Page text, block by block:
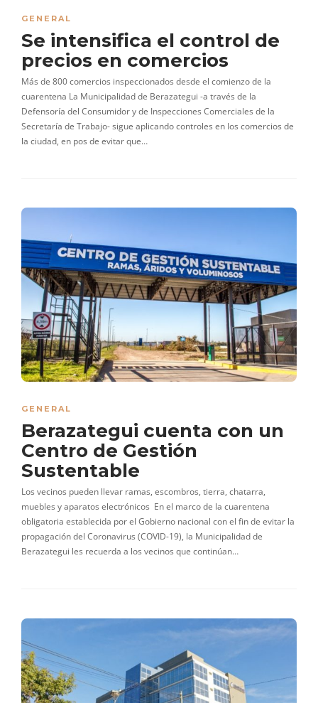
GENERAL
Se intensifica el control de
precios en comercios
Más de 800 comercios inspeccionados desde el comienzo de la
cuarentena La Municipalidad de Berazategui -a través de la
Defensoría del Consumidor y de Inspecciones Comerciales de la
Secretaría de Trabajo- sigue aplicando controles en los comercios de
la ciudad, en pos de evitar que…
GENERAL
Berazategui cuenta con un
Centro de Gestión
Sustentable
Los vecinos pueden llevar ramas, escombros, tierra, chatarra,
muebles y aparatos electrónicos En el marco de la cuarentena
obligatoria establecida por el Gobierno nacional con el fin de evitar la
propagación del Coronavirus (COVID-19), la Municipalidad de
Berazategui les recuerda a los vecinos que continúan…